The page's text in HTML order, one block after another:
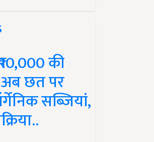
की
अब छत पर
सब्जियां,